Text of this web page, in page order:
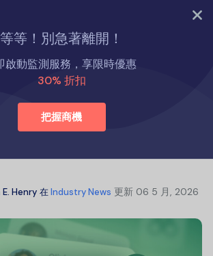
立即試用
等等！別急著離開！
啟動監測服務，享限時優惠
30% 折扣
把握商機
聊天記錄追蹤工具
頂級 WhatsApp 聊天記錄
Henry 在Industry News 更新 06 5 月, 2026